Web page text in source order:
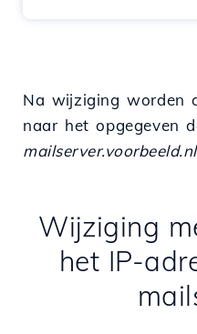
Na wijziging worden
naar het opgegeven
mailserver.voorbeeld.nl
Wijziging
het IP-